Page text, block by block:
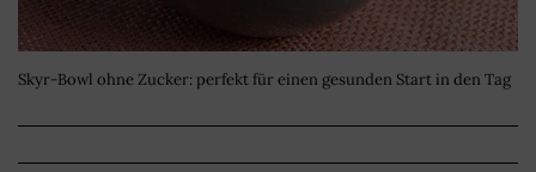
Skyr-Bowl ohne Zucker: perfekt für einen gesunden Start in den Tag